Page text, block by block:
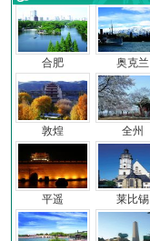
合肥
敦煌
平遥
奥克兰
全州
莱比锡